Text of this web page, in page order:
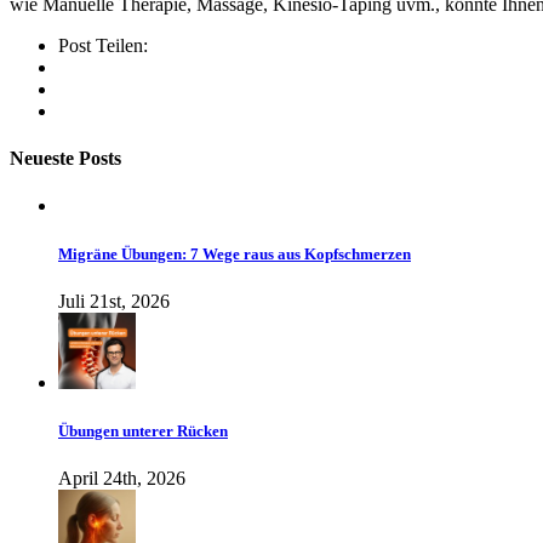
wie Manuelle Therapie, Massage, Kinesio-Taping uvm., könnte
Post Teilen:
Neueste Posts
Migräne Übungen: 7 Wege raus aus Kopfschmerzen
Juli 21st, 2026
Übungen unterer Rücken
April 24th, 2026